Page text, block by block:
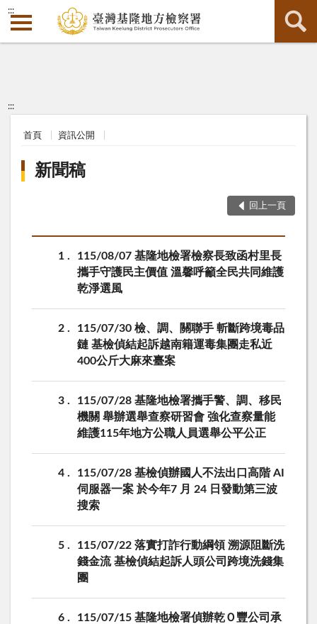
:::
:::
首頁 資訊公開
新聞稿
回上一頁
1
115/08/07 基隆地檢署檢察長致函村里長
攜手守護民主價值 溫馨呼籲全民共同維護
乾淨選風
2
115/07/30 檢、調、關聯手 斬斷跨境毒品
鏈 基檢偵結起訴越南籍運毒集團走私近
400公斤大麻來臺案
3
115/07/28 基隆地檢署攜手警、調、移民
機關 舉辦選舉查察研習會 強化查察量能
維護115年地方公職人員選舉公平公正
4
115/07/28 基檢偵辦國人不法出口高階 AI
伺服器一案 於今年7 月 24 日發動第三波
搜索
5
115/07/22 落實打詐行動綱領 溯源阻斷洗
錢金流 基檢偵結起訴人頭公司跨境洗錢集
團
6
115/07/15 基隆地檢署偵辦乾Ｏ豐公司承